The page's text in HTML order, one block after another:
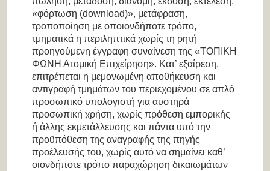
«φόρτωση (download)», μετάφραση,
τροποποίηση με οποιονδήποτε τρόπο,
τμηματικά η περιληπτικά χωρίς τη ρητή
προηγούμενη έγγραφη συναίνεση της «ΤΟΠΙΚΗ
ΦΩΝΗ Ατομική Επιχείρηση». Κατ’ εξαίρεση,
επιτρέπεται η μεμονωμένη αποθήκευση και
αντιγραφή τμημάτων του περιεχομένου σε απλό
προσωπικό υπολογιστή για αυστηρά
προσωπική χρήση, χωρίς πρόθεση εμπορικής
ή άλλης εκμετάλλευσης και πάντα υπό την
προϋπόθεση της αναγραφής της πηγής
προέλευσής του, χωρίς αυτό να σημαίνει καθ’
οιονδήποτε τρόπο παραχώρηση δικαιωμάτων